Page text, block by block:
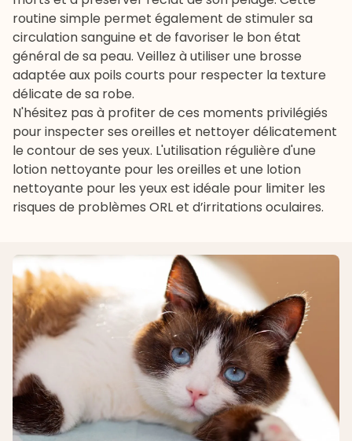
routine simple permet également de stimuler sa
circulation sanguine et de favoriser le bon état
général de sa peau. Veillez à utiliser une brosse
adaptée aux poils courts pour respecter la texture
délicate de sa robe.
N'hésitez pas à profiter de ces moments privilégiés
pour inspecter ses oreilles et nettoyer délicatement
le contour de ses yeux. L'utilisation régulière d'une
lotion nettoyante pour les oreilles et une lotion
nettoyante pour les yeuxest idéale pour limiter les
risques de problèmes ORL et d’irritations oculaires.